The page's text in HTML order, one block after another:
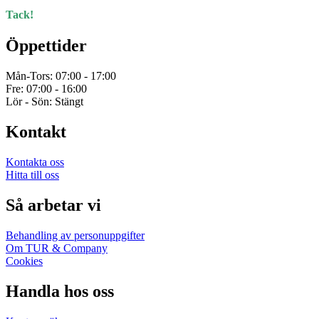
Tack!
Öppettider
Mån-Tors: 07:00 - 17:00
Fre: 07:00 - 16:00
Lör - Sön: Stängt
Kontakt
Kontakta oss
Hitta till oss
Så arbetar vi
Behandling av personuppgifter
Om TUR & Company
Cookies
Handla hos oss